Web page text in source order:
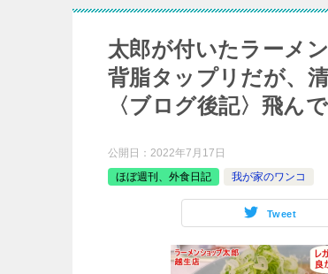
太郎が付いたラーメ
背脂タップリだが、
〈ブログ後記〉飛ん
公開日： 2022年7月17日
ほぼ週刊、外食日記
我が家のワンコ
Tweet